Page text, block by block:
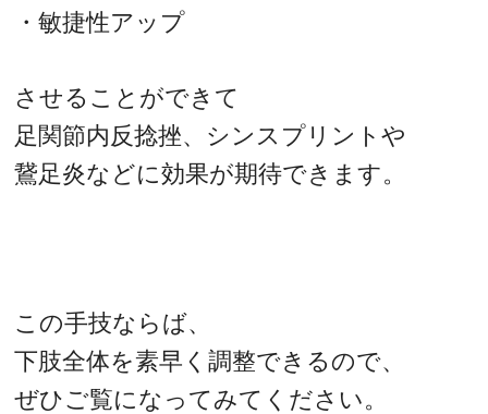
・敏捷性アップ
させることができて
足関節内反捻挫、シンスプリントや
鵞足炎などに効果が期待できます。
この手技ならば、
下肢全体を素早く調整できるので、
ぜひご覧になってみてください。